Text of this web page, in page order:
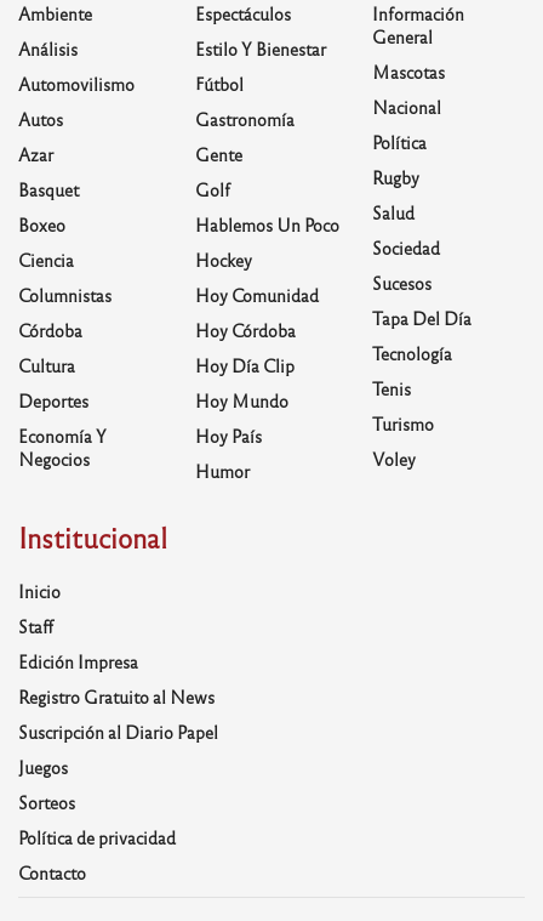
Ambiente
Análisis
Automovilismo
Autos
Azar
Basquet
Boxeo
Ciencia
Columnistas
Córdoba
Cultura
Deportes
Economía Y
Negocios
Espectáculos
Estilo Y Bienestar
Fútbol
Gastronomía
Gente
Golf
Hablemos Un Poco
Hockey
Hoy Comunidad
Hoy Córdoba
Hoy Día Clip
Hoy Mundo
Hoy País
Humor
Información
General
Mascotas
Nacional
Política
Rugby
Salud
Sociedad
Sucesos
Tapa Del Día
Tecnología
Tenis
Turismo
Voley
Institucional
Inicio
Staff
Edición Impresa
Registro Gratuito al News
Suscripción al Diario Papel
Juegos
Sorteos
Política de privacidad
Contacto